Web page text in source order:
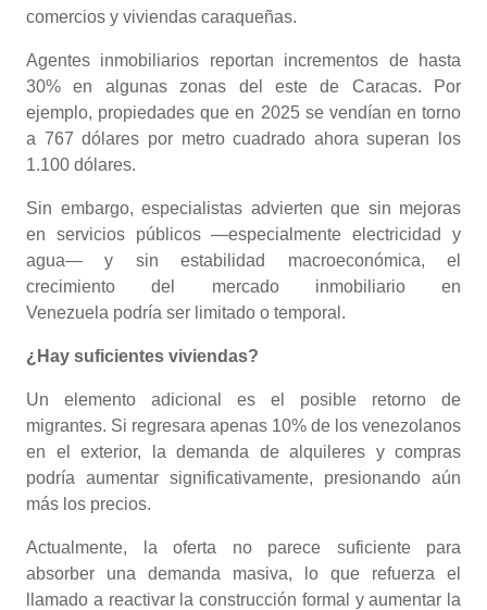
comercios y viviendas caraqueñas.
Agentes inmobiliarios reportan incrementos de hasta
30% en algunas zonas del este de Caracas. Por
ejemplo, propiedades que en 2025 se vendían en torno
a 767 dólares por metro cuadrado ahora superan los
1.100 dólares.
Sin embargo, especialistas advierten que sin mejoras
en servicios públicos —especialmente electricidad y
agua— y sin estabilidad macroeconómica, el
crecimiento del mercado inmobiliario en
Venezuela podría ser limitado o temporal.
¿Hay suficientes viviendas?
Un elemento adicional es el posible retorno de
migrantes. Si regresara apenas 10% de los venezolanos
en el exterior, la demanda de alquileres y compras
podría aumentar significativamente, presionando aún
más los precios.
Actualmente, la oferta no parece suficiente para
absorber una demanda masiva, lo que refuerza el
llamado a reactivar la construcción formal y aumentar la